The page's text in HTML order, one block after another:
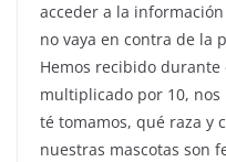
acceder a la
no vaya en contra de la
Hemos recibido
multiplicado por 10,
té tomamos, qué raza y
nuestras mascotas son